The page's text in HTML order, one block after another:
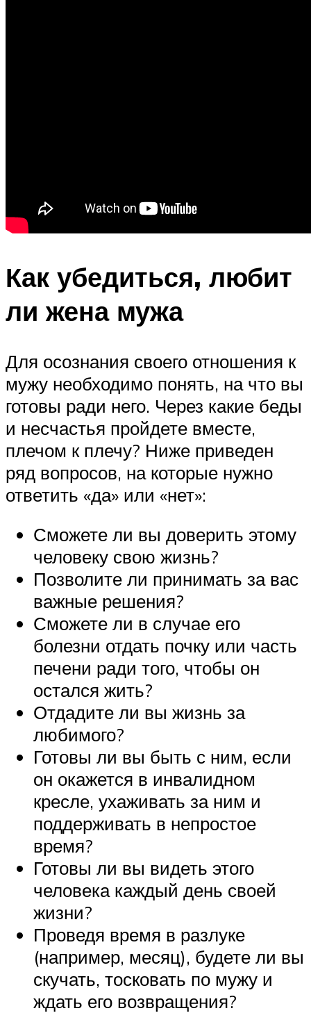
Как убедиться, любит
ли жена мужа
Для осознания своего отношения к
мужу необходимо понять, на что вы
готовы ради него. Через какие беды
и несчастья пройдете вместе,
плечом к плечу? Ниже приведен
ряд вопросов, на которые нужно
ответить «да» или «нет»:
Сможете ли вы доверить этому
человеку свою жизнь?
Позволите ли принимать за вас
важные решения?
Сможете ли в случае его
болезни отдать почку или часть
печени ради того, чтобы он
остался жить?
Отдадите ли вы жизнь за
любимого?
Готовы ли вы быть с ним, если
он окажется в инвалидном
кресле, ухаживать за ним и
поддерживать в непростое
время?
Готовы ли вы видеть этого
человека каждый день своей
жизни?
Проведя время в разлуке
(например, месяц), будете ли вы
скучать, тосковать по мужу и
ждать его возвращения?